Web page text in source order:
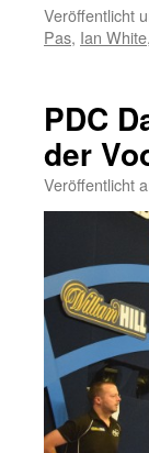
Veröffentlicht
Pas, Ian White,
PDC
der
Veröffentlicht